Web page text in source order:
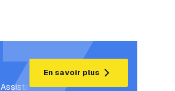
Assistance projet et plans d’éclairage
En savoir plus